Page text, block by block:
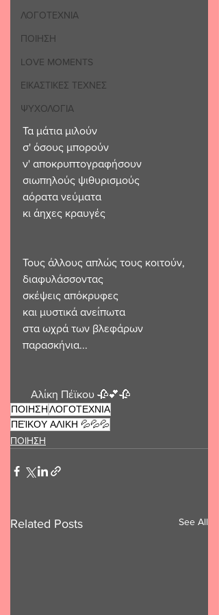
ΛΟΓΟΤΕΧΝΙΑ
ΠΟΙΗΣΗ
LOVE MOMENTS
ΕΙΚΑΣΤΙΚΕΣ ΤΕΧΝΕΣ
ΨΥΧΟΛΟΓΙΑ
Τα μάτια μιλούν
σ' όσους μπορούν
ν' αποκρυπτογραφήσουν
σιωπηλούς ψιθυρισμούς
αόρατα νεύματα
κι άηχες κραυγές
Τους άλλους απλώς τους κοιτούν,
διαφυλάσσοντας
σκέψεις απόκρυφες
και μυστικά ανείπωτα
στα ωχρά των βλεφάρων
παρασκήνια...
   Αλίκη Πέϊκου 🥀💕🥀
ΠΟΙΗΣΗΛΟΓΟΤΕΧΝΙΑ
ΠΕΊΚΟΥ ΑΛΙΚΗ 💦💦💦
ΠΟΙΗΣΗ
Related Posts See All